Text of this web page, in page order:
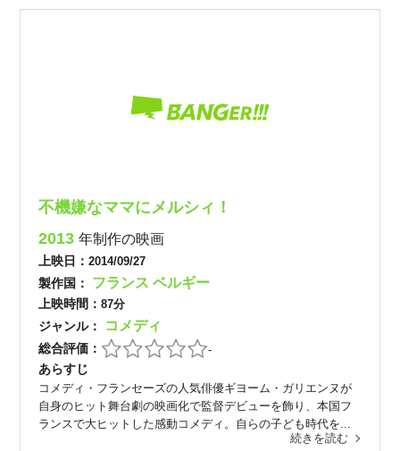
不機嫌なママにメルシィ！
2013年制作の映画
上映日：2014/09/27
製作国： フランス ベルギー
上映時間：87分
ジャンル： コメディ
総合評価： -
あらすじ
コメディ・フランセーズの人気俳優ギヨーム・ガリエンヌが
自身のヒット舞台劇の映画化で監督デビューを飾り、本国フ
ランスで大ヒットした感動コメディ。自らの子ども時代を...
続きを読む